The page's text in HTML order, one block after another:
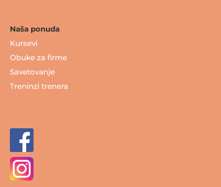
Naša ponuda
Kursevi
Obuke za firme
Savetovanje
Treninzi trenera